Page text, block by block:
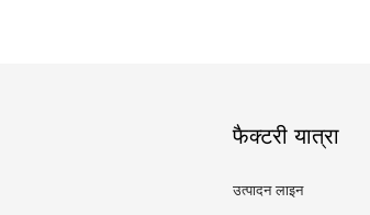
फैक्टरी यात्रा
उत्पादन लाइन